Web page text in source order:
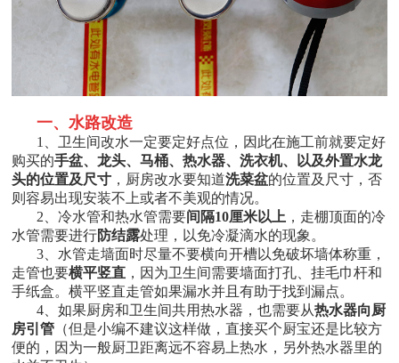
一、水路改造
1、卫生间改水一定要定好点位，因此在施工前就要定好
购买的手盆、龙头、马桶、热水器、洗衣机、以及外置水龙
头的位置及尺寸 ，厨房改水要知道洗菜盆的位置及尺寸，否
则容易出现安装不上或者不美观的情况。
2、冷水管和热水管需要间隔10厘米以上 ，走棚顶面的冷
水管需要进行防结露处理，以免冷凝滴水的现象。
3、水管走墙面时尽量不要横向开槽以免破坏墙体称重，
走管也要横平竖直 ，因为卫生间需要墙面打孔、挂毛巾杆和
手纸盒。横平竖直走管如果漏水并且有助于找到漏点。
4、如果厨房和卫生间共用热水器，也需要从热水器向厨
房引管 （但是小编不建议这样做，直接买个厨宝还是比较方
便的，因为一般厨卫距离远不容易上热水，另外热水器里的